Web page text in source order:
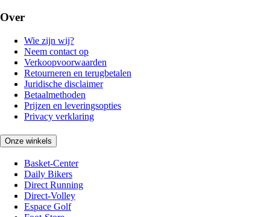
Over
Wie zijn wij?
Neem contact op
Verkoopvoorwaarden
Retourneren en terugbetalen
Juridische disclaimer
Betaalmethoden
Prijzen en leveringsopties
Privacy verklaring
Onze winkels
Basket-Center
Daily Bikers
Direct Running
Direct-Volley
Espace Golf